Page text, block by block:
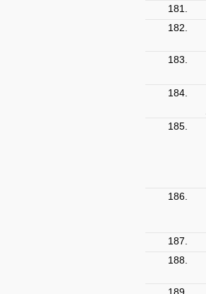
181.
182.
183.
184.
185.
186.
187.
188.